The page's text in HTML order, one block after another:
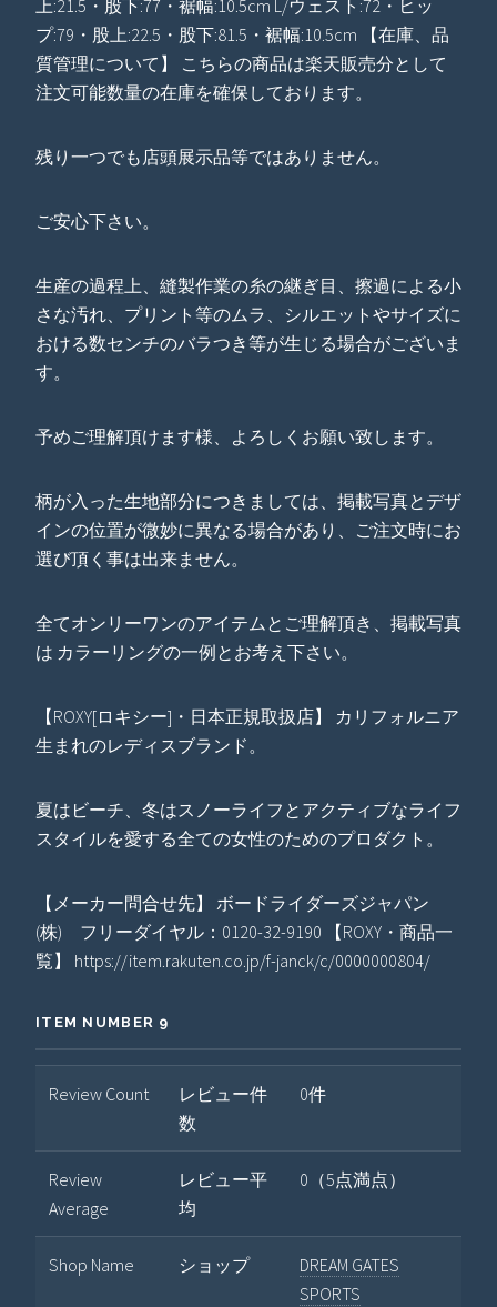
上:21.5・股下:77・裾幅:10.5cm L/ウェスト:72・ヒッ
プ:79・股上:22.5・股下:81.5・裾幅:10.5cm 【在庫、品
質管理について】 こちらの商品は楽天販売分として
注文可能数量の在庫を確保しております。
残り一つでも店頭展示品等ではありません。
ご安心下さい。
生産の過程上、縫製作業の糸の継ぎ目、擦過による小
さな汚れ、プリント等のムラ、シルエットやサイズに
おける数センチのバラつき等が生じる場合がございま
す。
予めご理解頂けます様、よろしくお願い致します。
柄が入った生地部分につきましては、掲載写真とデザ
インの位置が微妙に異なる場合があり、ご注文時にお
選び頂く事は出来ません。
全てオンリーワンのアイテムとご理解頂き、掲載写真
は カラーリングの一例とお考え下さい。
【ROXY[ロキシー]・日本正規取扱店】 カリフォルニア
生まれのレディスブランド。
夏はビーチ、冬はスノーライフとアクティブなライフ
スタイルを愛する全ての女性のためのプロダクト。
【メーカー問合せ先】 ボードライダーズジャパン
(株) フリーダイヤル：0120-32-9190 【ROXY・商品一
覧】 https://item.rakuten.co.jp/f-janck/c/0000000804/
ITEM NUMBER 9
Review Count
レビュー件
数
0件
Review
Average
レビュー平
均
0（5点満点）
Shop Name ショップ
DREAM GATES
SPORTS